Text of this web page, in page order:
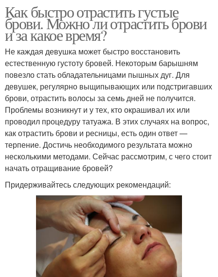
Как быстро отрастить густые
брови. Можно ли отрастить брови
и за какое время?
Не каждая девушка может быстро восстановить
естественную густоту бровей. Некоторым барышням
повезло стать обладательницами пышных дуг. Для
девушек, регулярно выщипывающих или подстригавших
брови, отрастить волосы за семь дней не получится.
Проблемы возникнут и у тех, кто окрашивал их или
проводил процедуру татуажа. В этих случаях на вопрос,
как отрастить брови и ресницы, есть один ответ —
терпение. Достичь необходимого результата можно
несколькими методами. Сейчас рассмотрим, с чего стоит
начать отращивание бровей?
Придерживайтесь следующих рекомендаций: